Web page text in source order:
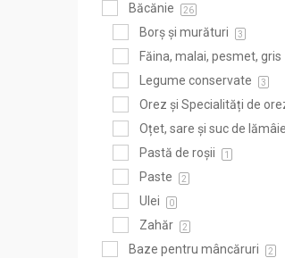
Băcănie 26
Borș și murături 3
Făina, malai, pesmet, gris
Legume conservate 3
Orez și Specialități de
Oțet, sare și suc de lămâie
Pastă de roșii 1
Paste 2
Ulei 0
Zahăr 2
Baze pentru mâncăruri 2